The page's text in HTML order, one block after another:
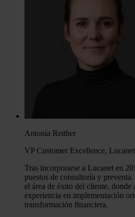
Antonia Reither
VP Customer Excellence, Lucanet
Tras incorporarse a Lucanet en
puestos de consultoría y
el área de éxito del cliente, donde
experiencia en implementación
transformación financiera.